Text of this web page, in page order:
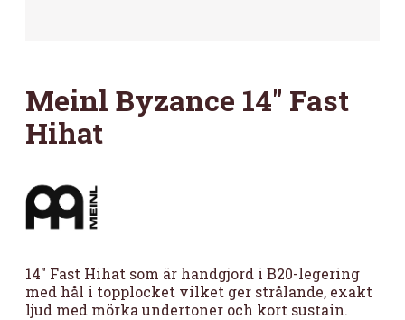
Meinl Byzance 14″ Fast
Hihat
14″ Fast Hihat som är handgjord i B20-legering
med hål i topplocket vilket ger strålande, exakt
ljud med mörka undertoner och kort sustain.